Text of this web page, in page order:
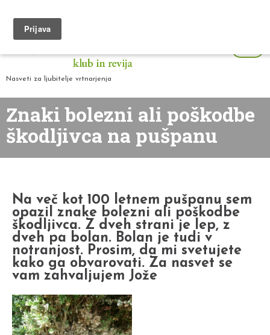
Nasveti za ljubitelje vrtnarjenja
Znaki bolezni ali poškodbe
škodljivca na pušpanu
Na več kot 100 letnem pušpanu sem
opazil znake bolezni ali poškodbe
škodljivca. Z dveh strani je lep, z
dveh pa bolan. Bolan je tudi v
notranjost. Prosim, da mi svetujete
kako ga obvarovati. Za nasvet se
vam zahvaljujem Jože